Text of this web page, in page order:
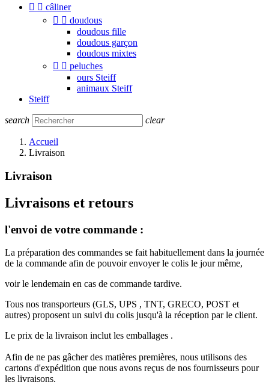
  câliner
  doudous
doudous fille
doudous garçon
doudous mixtes
  peluches
ours Steiff
animaux Steiff
Steiff
search clear
Accueil
Livraison
Livraison
Livraisons et retours
l'envoi de votre commande :
La préparation des commandes se fait habituellement dans la journée
de la commande afin de pouvoir envoyer le colis le jour même,
voir le lendemain en cas de commande tardive.
Tous nos transporteurs (GLS, UPS , TNT, GRECO, POST et
autres) proposent un suivi du colis jusqu'à la réception par le client.
Le prix de la livraison inclut les emballages .
Afin de ne pas gâcher des matières premières, nous utilisons des
cartons d'expédition que nous avons reçus de nos fournisseurs pour
les livraisons.